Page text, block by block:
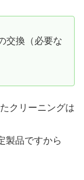
交換（必要な
クリーニングは
製品ですから